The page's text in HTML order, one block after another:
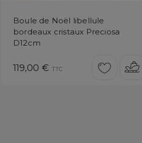
Boule de Noël libellule
bordeaux cristaux Preciosa
D12cm
Prix
119,00 € TTC